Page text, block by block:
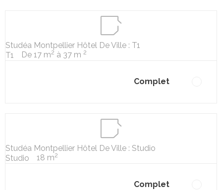
Studéa Montpellier Hôtel De Ville : T1
T1
De 17 m2 à 37 m 2
Complet
Studéa Montpellier Hôtel De Ville : Studio
Studio
18 m2
Complet